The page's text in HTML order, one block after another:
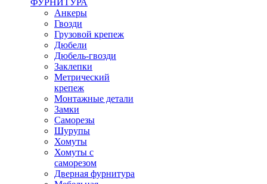
ФУРНИТУРА
Анкеры
Гвозди
Грузовой крепеж
Дюбели
Дюбель-гвозди
Заклепки
Метрический
крепеж
Монтажные детали
Замки
Саморезы
Шурупы
Хомуты
Хомуты с
саморезом
Дверная фурнитура